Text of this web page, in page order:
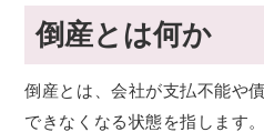
倒産とは何か
倒産とは、会社が支払不能や
できなくなる状態を指します